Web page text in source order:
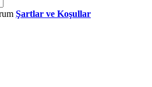
Şartlar ve Koşullar